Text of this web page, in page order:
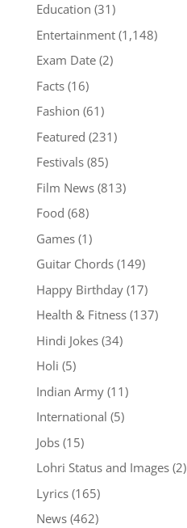
Education (31)
Entertainment(1,148)
Exam Date(2)
Facts(16)
Fashion (61)
Featured (231)
Festivals(85)
Film News(813)
Food (68)
Games(1)
Guitar Chords(149)
Happy Birthday(17)
Health & Fitness(137)
Hindi Jokes(34)
Holi (5)
Indian Army(11)
International (5)
Jobs(15)
Lohri Status and Images(2)
Lyrics(165)
News(462)